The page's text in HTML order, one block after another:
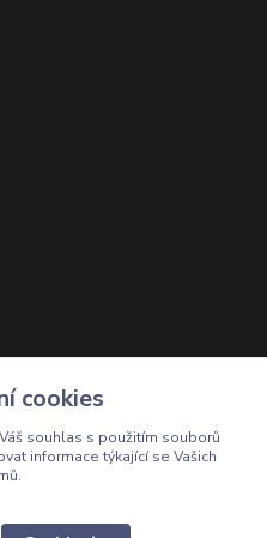
cookies
souhlas s použitím souborů
informace týkající se Vašich